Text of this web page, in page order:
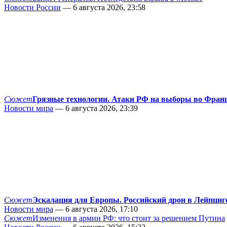
Новости России — 6 августа 2026, 23:58
СюжетГрязные технологии. Атаки РФ на выборы во
Новости мира — 6 августа 2026, 23:39
СюжетЭскалация для Европы. Российский дрон в
Новости мира — 6 августа 2026, 17:10
СюжетИзменения в армии РФ: что стоит за решением Путина